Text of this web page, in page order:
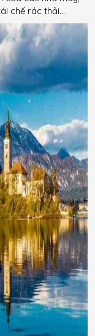
chế rác thải…